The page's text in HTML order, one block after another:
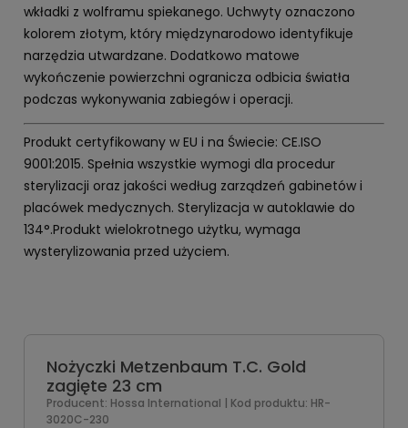
wkładki z wolframu spiekanego. Uchwyty oznaczono
kolorem złotym, który międzynarodowo identyfikuje
narzędzia utwardzane. Dodatkowo matowe
wykończenie powierzchni ogranicza odbicia światła
podczas wykonywania zabiegów i operacji.
Produkt certyfikowany w EU i na Świecie: CE.ISO
9001:2015. Spełnia wszystkie wymogi dla procedur
sterylizacji oraz jakości według zarządzeń gabinetów i
placówek medycznych. Sterylizacja w autoklawie do
134°.Produkt wielokrotnego użytku, wymaga
wysterylizowania przed użyciem.
Nożyczki Metzenbaum T.C. Gold
zagięte 23 cm
Producent: Hossa International | Kod produktu: HR-
3020C-230